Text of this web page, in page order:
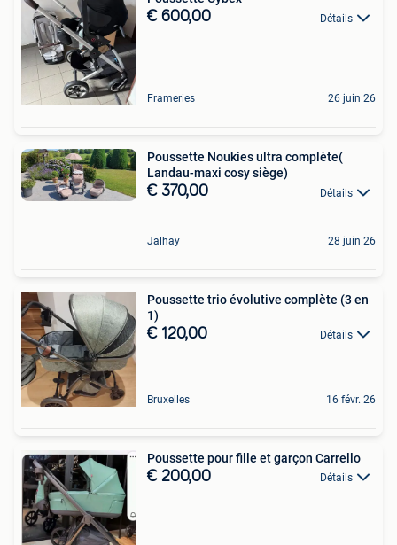
€ 600,00 Détails
Frameries 26 juin 26
Poussette Noukies ultra complète(
Landau-maxi cosy siège)
€ 370,00 Détails
Jalhay 28 juin 26
Poussette trio évolutive complète (3 en
1)
€ 120,00 Détails
Bruxelles 16 févr. 26
Poussette pour fille et garçon Carrello
€ 200,00 Détails